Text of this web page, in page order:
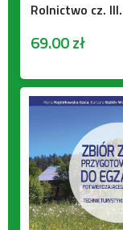
69.00zł